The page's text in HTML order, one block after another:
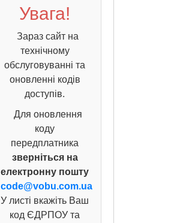
Увага!
Зараз сайт на
технічному
обслуговуванні та
оновленні кодів
доступів.
Для оновлення
коду
передплатника
зверніться на
електронну пошту
code@vobu.com.ua
У листі вкажіть Ваш
код ЄДРПОУ та